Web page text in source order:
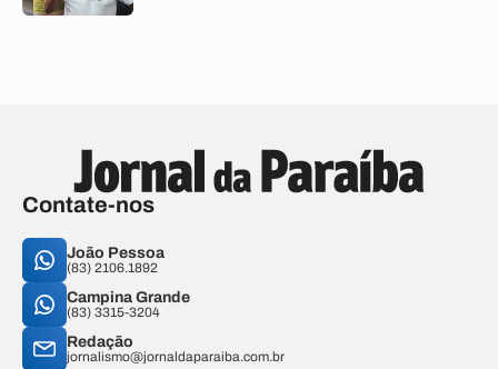
Contate-nos
João Pessoa
(83) 2106.1892
Campina Grande
(83) 3315-3204
Redação
jornalismo@jornaldaparaiba.com.br